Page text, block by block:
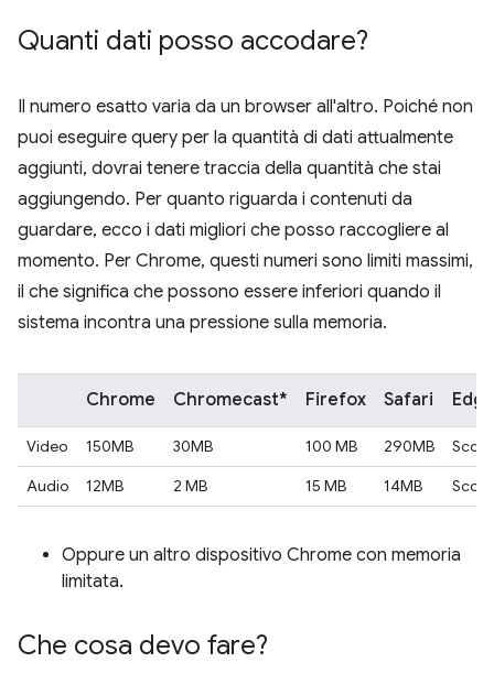
Quanti dati posso accodare?
Il numero esatto varia da un browser all'altro. Poiché non
puoi eseguire query per la quantità di dati attualmente
aggiunti, dovrai tenere traccia della quantità che stai
aggiungendo. Per quanto riguarda i contenuti da
guardare, ecco i dati migliori che posso raccogliere al
momento. Per Chrome, questi numeri sono limiti massimi,
il che significa che possono essere inferiori quando il
sistema incontra una pressione sulla memoria.
Chrome Chromecast* Firefox Safari Edge
Video 150MB 30MB 100 MB 290MB
Audio
12MB 2 MB 15 MB 14MB
Oppure un altro dispositivo Chrome con memoria
limitata.
Che cosa devo fare?